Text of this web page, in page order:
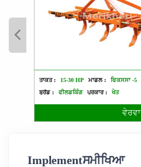
ਤਾਕਤ : 15-30 HP ਮਾਡਲ :
ਫਿਕਸਸਾ -5
ਬ੍ਰੈਂਡ :
ਫੀਲਡਕਿੰਗ ਪ੍ਰਕਾਰ : ਖੇਤ
ਵੇਰਵਾ
Implementਸਮੀਖਿਆ